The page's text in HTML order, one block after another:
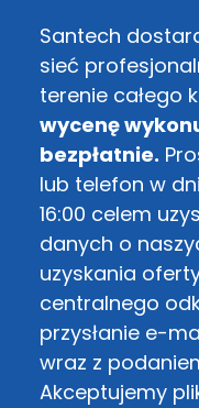
Santech
sieć
terenie całego
wycenę
bezpłatnie.
lub telefon w
16:00 celem
danych o
uzyskania
centralnego
przysłanie e-
wraz z
Akceptujemy